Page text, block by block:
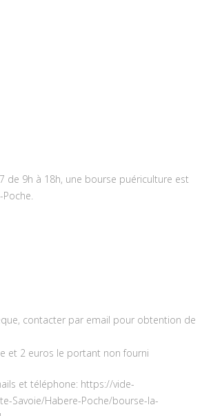
de 9h à 18h, une bourse puériculture est
contacter par email pour obtention de
et 2 euros le portant non fourni
et téléphone: https://vide-
Savoie/Habere-Poche/bourse-la-